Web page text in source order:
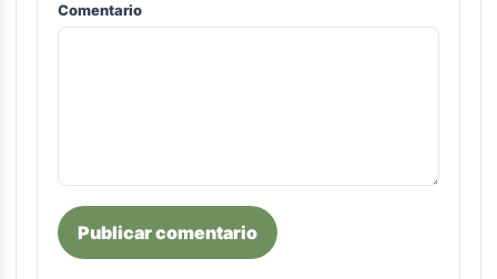
Comentario
Publicar comentario